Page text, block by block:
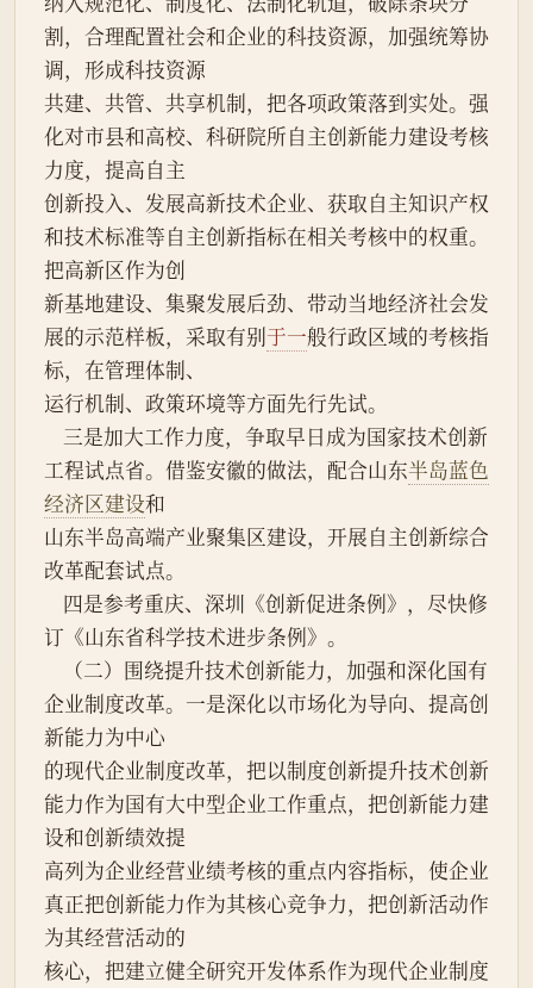
割，合理配置社会和企业的科技资源，加强统筹协
调，形成科技资源
共建、共管、共享机制，把各项政策落到实处。强
化对市县和高校、科研院所自主创新能力建设考核
力度，提高自主
创新投入、发展高新技术企业、获取自主知识产权
和技术标准等自主创新指标在相关考核中的权重。
把高新区作为创
新基地建设、集聚发展后劲、带动当地经济社会发
展的示范样板，采取有别于一般行政区域的考核指
标，在管理体制、
运行机制、政策环境等方面先行先试。
工程试点省。借鉴安徽的做法，配合山东半岛蓝色
经济区建设和
山东半岛高端产业聚集区建设，开展自主创新综合
改革配套试点。
订《山东省科学技术进步条例》。
企业制度改革。一是深化以市场化为导向、提高创
新能力为中心
的现代企业制度改革，把以制度创新提升技术创新
能力作为国有大中型企业工作重点，把创新能力建
设和创新绩效提
高列为企业经营业绩考核的重点内容指标，使企业
真正把创新能力作为其核心竞争力，把创新活动作
为其经营活动的
核心，把建立健全研究开发体系作为现代企业制度